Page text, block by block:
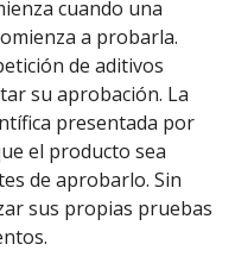
cuando una
a probarla.
de aditivos
su aprobación. La
presentada por
el producto sea
de aprobarlo. Sin
sus propias pruebas